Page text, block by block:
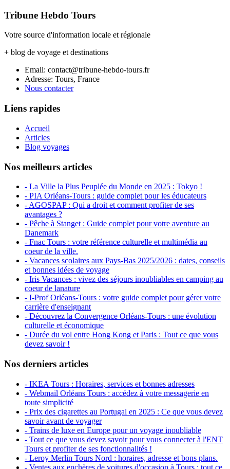
Tribune Hebdo Tours
Votre source d'information locale et régionale
+ blog de voyage et destinations
Email: contact@tribune-hebdo-tours.fr
Adresse: Tours, France
Nous contacter
Liens rapides
Accueil
Articles
Blog voyages
Nos meilleurs articles
- La Ville la Plus Peuplée du Monde en 2025 : Tokyo !
- PIA Orléans-Tours : guide complet pour les éducateurs
- AGOSPAP : Qui a droit et comment profiter de ses
avantages ?
- Pêche à Stanget : Guide complet pour votre aventure au
Danemark
- Fnac Tours : votre référence culturelle et multimédia au
coeur de la ville.
- Vacances scolaires aux Pays-Bas 2025/2026 : dates, conseils
et bonnes idées de voyage
- Iris Vacances : vivez des séjours inoubliables en camping au
coeur de lanature
- I-Prof Orléans-Tours : votre guide complet pour gérer votre
carrière d'enseignant
- Découvrez la Convergence Orléans-Tours : une évolution
culturelle et économique
- Durée du vol entre Hong Kong et Paris : Tout ce que vous
devez savoir !
Nos derniers articles
- IKEA Tours : Horaires, services et bonnes adresses
- Webmail Orléans Tours : accédez à votre messagerie en
toute simplicité
- Prix des cigarettes au Portugal en 2025 : Ce que vous devez
savoir avant de voyager
- Trains de luxe en Europe pour un voyage inoubliable
- Tout ce que vous devez savoir pour vous connecter à l'ENT
Tours et profiter de ses fonctionnalités !
- Leroy Merlin Tours Nord : horaires, adresse et bons plans.
- Ventes aux enchères de voitures d'occasion à Tours : tout ce